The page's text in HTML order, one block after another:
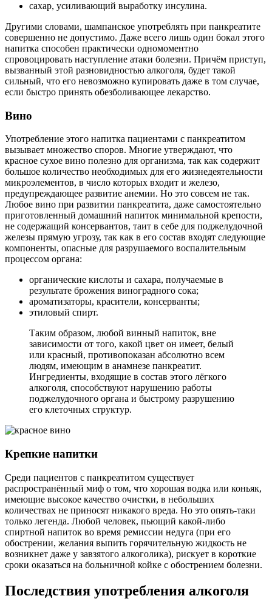
сахар, усиливающий выработку инсулина.
Другими словами, шампанское употреблять при панкреатите
совершенно не допустимо. Даже всего лишь один бокал этого
напитка способен практически одномоментно
спровоцировать наступление атаки болезни. Причём приступ,
вызванный этой разновидностью алкоголя, будет такой
сильный, что его невозможно купировать даже в том случае,
если быстро принять обезболивающее лекарство.
Вино
Употребление этого напитка пациентами с панкреатитом
вызывает множество споров. Многие утверждают, что
красное сухое вино полезно для организма, так как содержит
большое количество необходимых для его жизнедеятельности
микроэлементов, в число которых входит и железо,
предупреждающее развитие анемии. Но это совсем не так.
Любое вино при развитии панкреатита, даже самостоятельно
приготовленный домашний напиток минимальной крепости,
не содержащий консервантов, таит в себе для поджелудочной
железы прямую угрозу, так как в его состав входят следующие
компоненты, опасные для разрушаемого воспалительным
процессом органа:
органические кислоты и сахара, получаемые в
результате брожения виноградного сока;
ароматизаторы, красители, консерванты;
этиловый спирт.
Таким образом, любой винный напиток, вне
зависимости от того, какой цвет он имеет, белый
или красный, противопоказан абсолютно всем
людям, имеющим в анамнезе панкреатит.
Ингредиенты, входящие в состав этого лёгкого
алкоголя, способствуют нарушению работы
поджелудочного органа и быстрому разрушению
его клеточных структур.
Крепкие напитки
Среди пациентов с панкреатитом существует
распространённый миф о том, что хорошая водка или коньяк,
имеющие высокое качество очистки, в небольших
количествах не приносят никакого вреда. Но это опять-таки
только легенда. Любой человек, пьющий какой-либо
спиртной напиток во время ремиссии недуга (при его
обострении, желания выпить горячительную жидкость не
возникнет даже у завзятого алкоголика), рискует в короткие
сроки оказаться на больничной койке с обострением болезни.
Последствия употребления алкоголя